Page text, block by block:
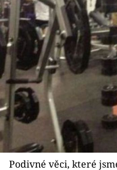
Podivné věci, které